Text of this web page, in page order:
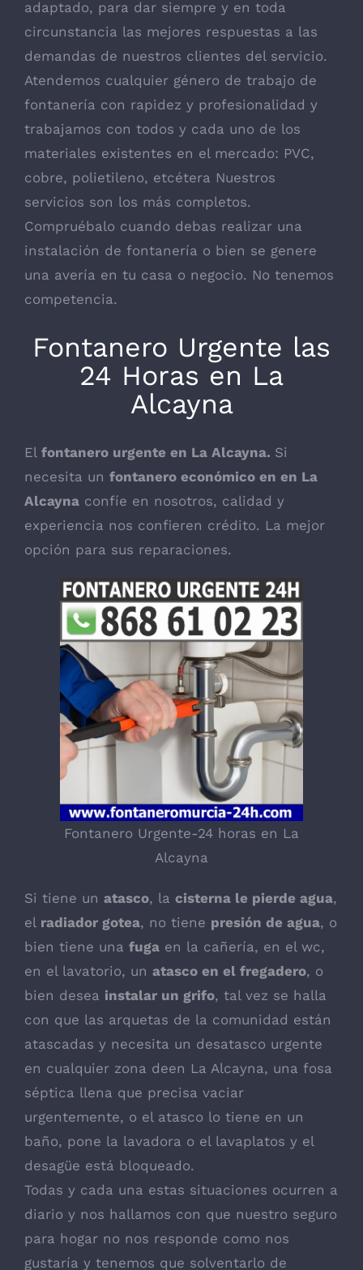
adaptado, para dar siempre y en toda
circunstancia las mejores respuestas a las
demandas de nuestros clientes del servicio.
Atendemos cualquier género de trabajo de
fontanería con rapidez y profesionalidad y
trabajamos con todos y cada uno de los
materiales existentes en el mercado: PVC,
cobre, polietileno, etcétera Nuestros
servicios son los más completos.
Compruébalo cuando debas realizar una
instalación de fontanería o bien se genere
una avería en tu casa o negocio. No tenemos
competencia.
Fontanero Urgente las
24 Horas en La
Alcayna
El fontanero urgente en La Alcayna. Si
necesita un fontanero económico en en La
Alcayna confíe en nosotros, calidad y
experiencia nos confieren crédito. La mejor
opción para sus reparaciones.
Fontanero Urgente-24 horas en La
Alcayna
Si tiene un atasco, la cisterna le pierde agua,
el radiador gotea, no tiene presión de agua, o
bien tiene una fuga en la cañería, en el wc,
en el lavatorio, un atasco en el fregadero, o
bien desea instalar un grifo, tal vez se halla
con que las arquetas de la comunidad están
atascadas y necesita un desatasco urgente
en cualquier zona deen La Alcayna, una fosa
séptica llena que precisa vaciar
urgentemente, o el atasco lo tiene en un
baño, pone la lavadora o el lavaplatos y el
desagüe está bloqueado.
Todas y cada una estas situaciones ocurren a
diario y nos hallamos con que nuestro seguro
para hogar no nos responde como nos
gustaría y tenemos que solventarlo de